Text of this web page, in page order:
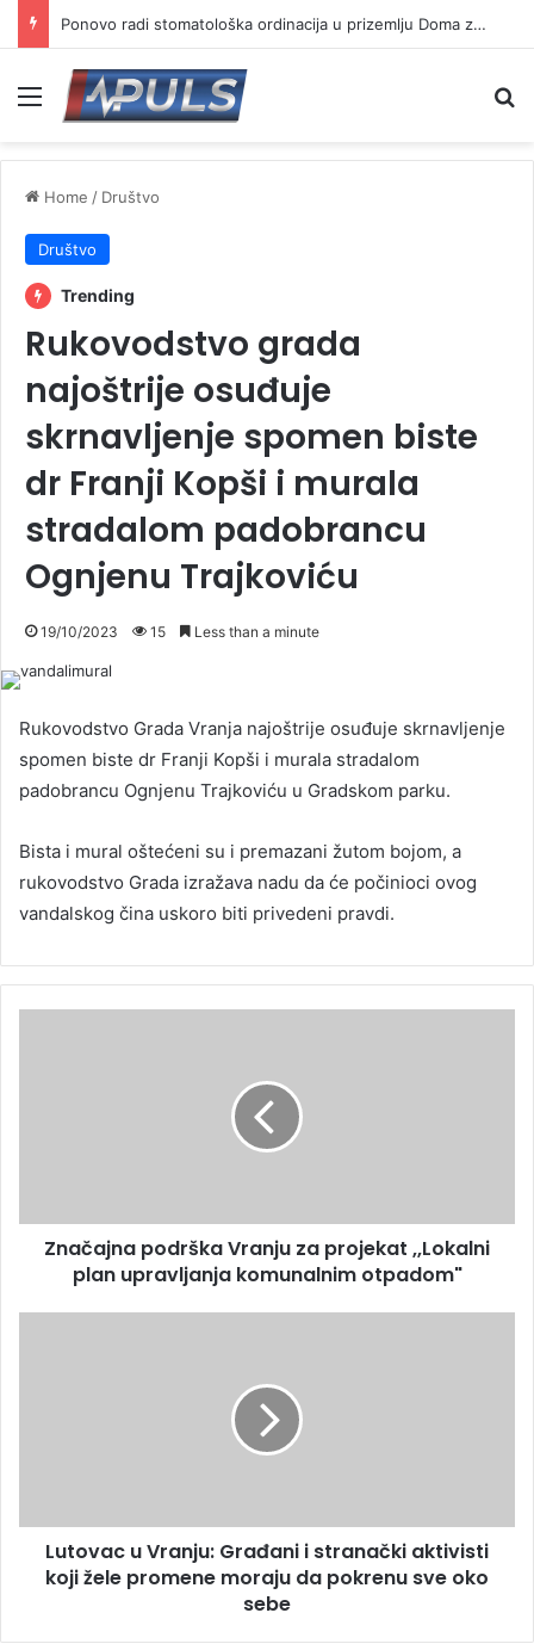
Ponovo radi stomatološka ordinacija u prizemlju Doma zdravlja u Vranju ( VIDEO)
Menu
Home / Društvo
Društvo
Trending
Rukovodstvo grada
najoštrije osuđuje
skrnavljenje spomen biste
dr Franji Kopši i murala
stradalom padobrancu
Ognjenu Trajkoviću
19/10/2023 15 Less than a minute
Rukovodstvo Grada Vranja najoštrije osuđuje skrnavljenje
spomen biste dr Franji Kopši i murala stradalom
padobrancu Ognjenu Trajkoviću u Gradskom parku.
Bista i mural oštećeni su i premazani žutom bojom, a
rukovodstvo Grada izražava nadu da će počinioci ovog
vandalskog čina uskoro biti privedeni pravdi.
Značajna podrška Vranju za projekat ,,Lokalni
plan upravljanja komunalnim otpadom"
Lutovac u Vranju: Građani i stranački aktivisti
koji žele promene moraju da pokrenu sve oko
sebe